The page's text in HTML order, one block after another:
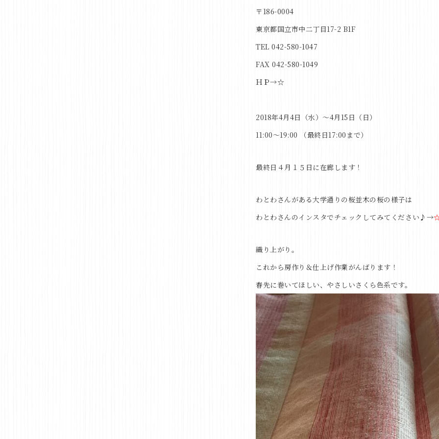
〒186-0004
東京都国立市中二丁目17-2 B1F
TEL 042-580-1047
FAX 042-580-1049
ＨＰ→☆
2018年4月4日（水）〜4月15日（日）
11:00〜19:00 （最終日17:00まで）
最終日４月１５日に在廊します！
わとわさんがある大学通りの桜並木の桜の様子は
わとわさんのインスタでチェックしてみてください♪→
織り上がり。
これから房作り＆仕上げ作業がんばります！
春先に巻いてほしい、やさしいさくら色系です。